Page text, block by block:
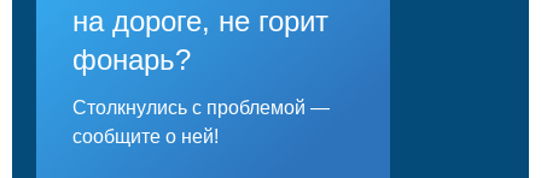
на дороге, не горит
фонарь?
Столкнулись с проблемой —
сообщите о ней!